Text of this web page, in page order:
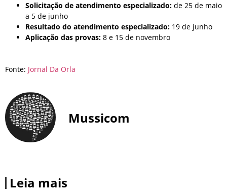
Solicitação de atendimento especializado: de 25 de maio
a 5 de junho
Resultado do atendimento especializado: 19 de junho
Aplicação das provas: 8 e 15 de novembro
Fonte: Jornal Da Orla
Mussicom
Leia mais